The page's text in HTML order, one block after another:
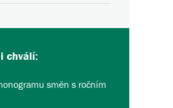
chválí:
směn s ročním